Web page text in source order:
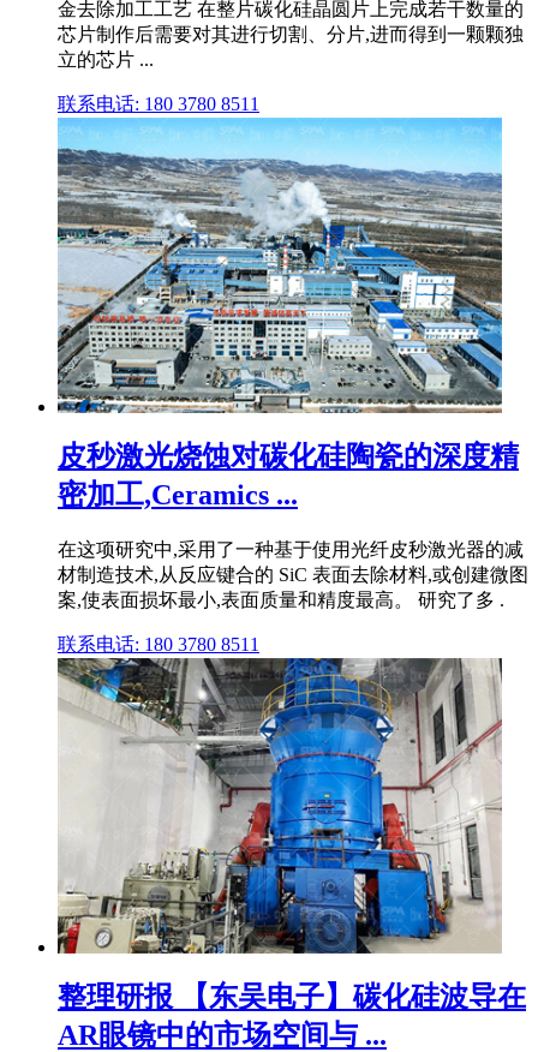
金去除加工工艺 在整片碳化硅晶圆片上完成若干数量的
芯片制作后需要对其进行切割、分片,进而得到一颗颗独
立的芯片 ...
联系电话: 180 3780 8511
皮秒激光烧蚀对碳化硅陶瓷的深度精
密加工,Ceramics ...
在这项研究中,采用了一种基于使用光纤皮秒激光器的减
材制造技术,从反应键合的 SiC 表面去除材料,或创建微图
案,使表面损坏最小,表面质量和精度最高。 研究了多 .
联系电话: 180 3780 8511
整理研报 【东吴电子】碳化硅波导在
AR眼镜中的市场空间与 ...